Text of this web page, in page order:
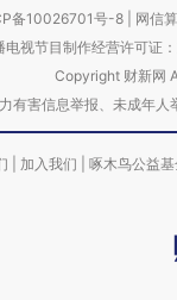
备10026701号-8 网信
电视节目制作经营许可证
Copyright 财新网
有害信息举报、未成
加入我们 啄木鸟公益